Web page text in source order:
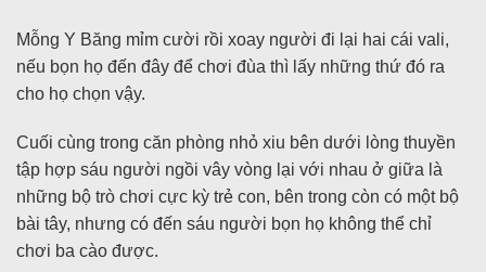
Mỗng Y Băng mỉm cười rồi xoay người đi lại hai cái vali,
nếu bọn họ đến đây để chơi đùa thì lấy những thứ đó ra
cho họ chọn vậy.
Cuối cùng trong căn phòng nhỏ xiu bên dưới lòng thuyền
tập hợp sáu người ngồi vây vòng lại với nhau ở giữa là
những bộ trò chơi cực kỳ trẻ con, bên trong còn có một bộ
bài tây, nhưng có đến sáu người bọn họ không thể chỉ
chơi ba cào được.